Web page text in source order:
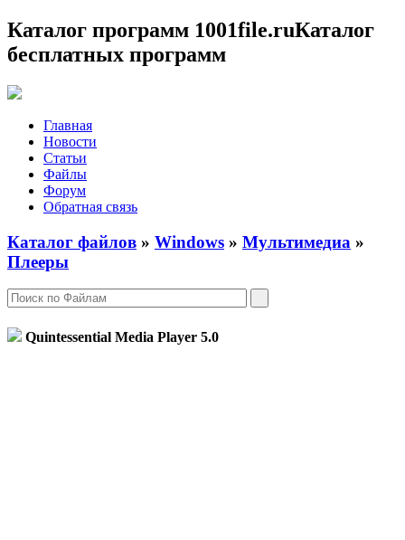
Каталог программ 1001file.ruКаталог
бесплатных программ
Главная
Новости
Статьи
Файлы
Форум
Обратная связь
Каталог файлов » Windows » Мультимедиа »
Плееры
Quintessential Media Player 5.0